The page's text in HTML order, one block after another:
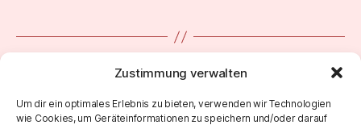
Zustimmung verwalten
Um dir ein optimales Erlebnis zu bieten, verwenden wir Technologien
wie Cookies, um Geräteinformationen zu speichern und/oder darauf
Hard Rock Jam Backing Track